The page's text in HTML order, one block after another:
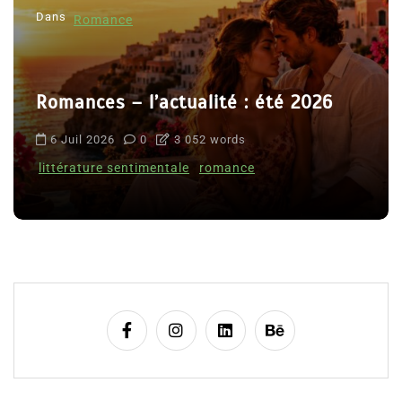
Dans Romance
Romances – l’actualité : été 2026
6 Juil 2026 0 3 052 words
littérature sentimentale romance